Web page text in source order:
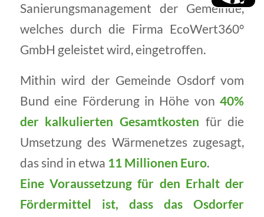
Sanierungsmanagement der Gemeinde,
welches durch die Firma EcoWert360°
GmbH geleistet wird, eingetroffen.
Mithin wird der Gemeinde Osdorf vom
Bund eine Förderung in Höhe von40%
der kalkulierten Gesamtkosten für die
Umsetzung des Wärmenetzes zugesagt,
das sind in etwa 11 Millionen Euro.
Eine Voraussetzung für den Erhalt der
Fördermittel ist, dass das Osdorfer